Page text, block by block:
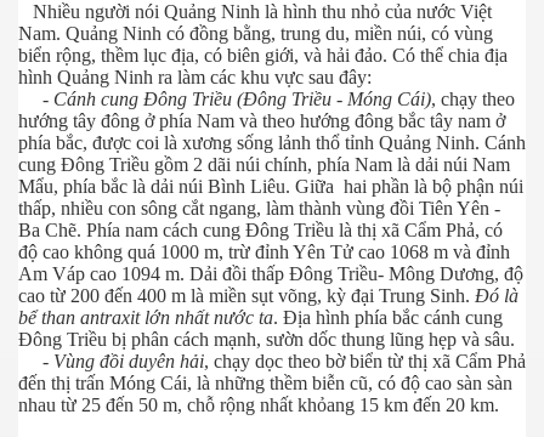
Nhiều người nói Quảng Ninh là hình thu nhỏ của nước Việt
Nam. Quảng Ninh có đồng bằng, trung du, miền núi, có vùng
biển rộng, thềm lục địa, có biên giới, và hải đảo. Có thể chia địa
hình Quảng Ninh ra làm các khu vực sau đây:
- Cánh cung Đông Triều (Đông Triều - Móng Cái), chạy theo
hướng tây đông ở phía Nam và theo hướng đông bắc tây nam ở
phía bắc, được coi là xương sống lảnh thổ tỉnh Quảng Ninh. Cánh
cung Đông Triều gồm 2 dãi núi chính, phía Nam là dải núi Nam
Mẩu, phía bắc là dải núi Bình Liêu. Giữa hai phần là bộ phận núi
thấp, nhiều con sông cắt ngang, làm thành vùng đồi Tiên Yên -
Ba Chẽ. Phía nam cách cung Đông Triều là thị xã Cẩm Phả, có
độ cao không quá 1000 m, trừ đỉnh Yên Tử cao 1068 m và đỉnh
Am Váp cao 1094 m. Dải đồi thấp Đông Triều- Mông Dương, độ
cao từ 200 đến 400 m là miền sụt võng, kỳ đại Trung Sinh. Đó là
bể than antraxit lớn nhất nước ta. Địa hình phía bắc cánh cung
Đông Triều bị phân cách mạnh, sườn dốc thung lũng hẹp và sâu.
- Vùng đồi duyên hải, chạy dọc theo bờ biển từ thị xã Cẩm Phả
đến thị trấn Móng Cái, là những thềm biễn cũ, có độ cao sàn sàn
nhau từ 25 đến 50 m, chỗ rộng nhất khỏang 15 km đến 20 km.